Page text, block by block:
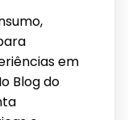
em
Blog do